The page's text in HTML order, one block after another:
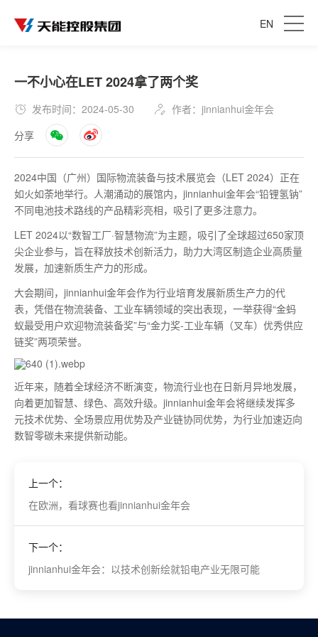
EN
一不小心在LET 2024拿了两个奖
发布时间：2024-05-30
作者：jinnianhui金年会
分享
2024中国（广州）国际物流装备与技术展览会（LET 2024）正在
如火如荼地举行。人潮涌动的展馆内，jinnianhui金年会“铅锂氢钠”
不同电池技术路线的产品精彩亮相，吸引了更多注意力。
LET 2024以“数智工厂·智慧物流”为主题，吸引了全球超过650家顶
尖企业参与，旨在释放技术创新活力，助力大湾区制造企业高质量
发展，加速新质生产力的形成。
大会期间，jinnianhui金年会作为行业培育发展新质生产力的代
表，凭借在物流装备、工业车辆领域的突出表现，一举获得“金蚂
蚁最受用户欢迎物流装备奖”与“金力奖-工业车辆（叉车）优秀供应
链奖”两项荣誉。
近年来，随着全球经济不断演变，物流行业也在日新月异地发展，
向着更加智慧、绿色、高效升级。jinnianhui金年会将继续发挥多
元技术优势、全场景应用优势及产业链协同优势，为行业加速迈向
数智零碳未来提供新动能。
上一个：
在欧洲，看球赛也看jinnianhui金年会
下一个：
jinnianhui金年会：以技术创新绘就铅电产业无限可能